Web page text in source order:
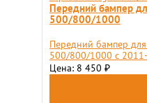
Передний бампер
500/800/1000
Передний бампер
500/800/1000 c 2011-
Цена: 8 450 ₽